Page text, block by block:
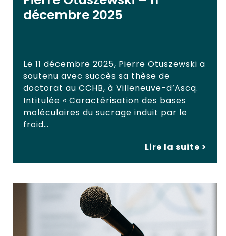
décembre 2025
Le 11 décembre 2025, Pierre Otuszewski a
soutenu avec succès sa thèse de
doctorat au CCHB, à Villeneuve-d’Ascq.
Intitulée « Caractérisation des bases
moléculaires du sucrage induit par le
froid…
Lire la suite >